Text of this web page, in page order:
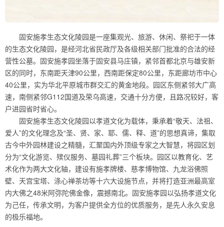
固安施孝生态文化陵园是一座集观光、旅游、休闲、祭祀于一体
的生态文化陵园，是经河北省民政厅及各级相关部门批准的合法的经
营性公墓。固安施孝园坐落于固安县马庄镇，紧邻首都北京与雄安新
区的同时，东南距天津90公里，西南距保定80公里，东距廊坊市中心
40公里，实为华北平原城市群交汇的黄金地段。园区东侧紧邻大广高
速，南侧紧邻G112国道及荣乌高速，交通十分方便，且路况较好，客
户进园省时省心。
固安施孝生态文化陵园以孝道文化为载体，秉承着“敬天、法祖、
爱人”的文化理念及“圣、贤、家、耶、儒、释、道”的思想真谛，集取
古今中外园林建设之精髓，汇聚国内外顶级专家之大智慧，将园区划
分为“文化游览、殡仪服务、墓园礼葬”三个板块。园区以教育化、艺
术化作为两大文化轴，建设有施孝牌楼、慈孝博物馆、九龙浴佛照
壁、天宫宝塔、涤心禅茶坊等十六大设施节点，并将打造亚洲最高室
内大佛之48米阿弥陀佛金像，震撼南北。固安施孝园以弘扬孝道文化
为己任，传承文明，为客户提供全方位的优质服务，是先人永久安息
的极乐福地。